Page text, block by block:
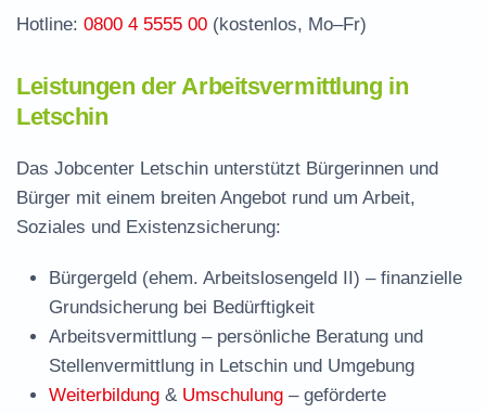
Hotline: 0800 4 5555 00 (kostenlos, Mo–Fr)
Leistungen der Arbeitsvermittlung in
Letschin
Das Jobcenter Letschin unterstützt Bürgerinnen und
Bürger mit einem breiten Angebot rund um Arbeit,
Soziales und Existenzsicherung:
Bürgergeld (ehem. Arbeitslosengeld II) – finanzielle
Grundsicherung bei Bedürftigkeit
Arbeitsvermittlung – persönliche Beratung und
Stellenvermittlung in Letschin und Umgebung
Weiterbildung & Umschulung – geförderte